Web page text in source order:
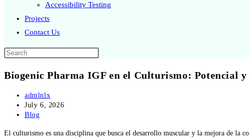
Accessibility Testing
Projects
Contact Us
Biogenic Pharma IGF en el Culturismo: Potencial y
admlnlx
July 6, 2026
Blog
El culturismo es una disciplina que busca el desarrollo muscular y la mejora de la